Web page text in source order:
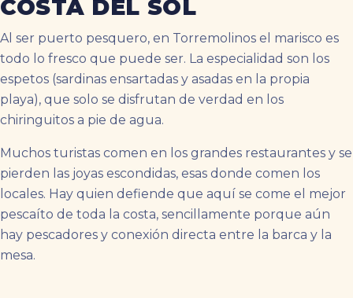
COSTA DEL SOL
Al ser puerto pesquero, en Torremolinos el marisco es
todo lo fresco que puede ser. La especialidad son los
espetos (sardinas ensartadas y asadas en la propia
playa), que solo se disfrutan de verdad en los
chiringuitos a pie de agua.
Muchos turistas comen en los grandes restaurantes y se
pierden las joyas escondidas, esas donde comen los
locales. Hay quien defiende que aquí se come el mejor
pescaíto de toda la costa, sencillamente porque aún
hay pescadores y conexión directa entre la barca y la
mesa.